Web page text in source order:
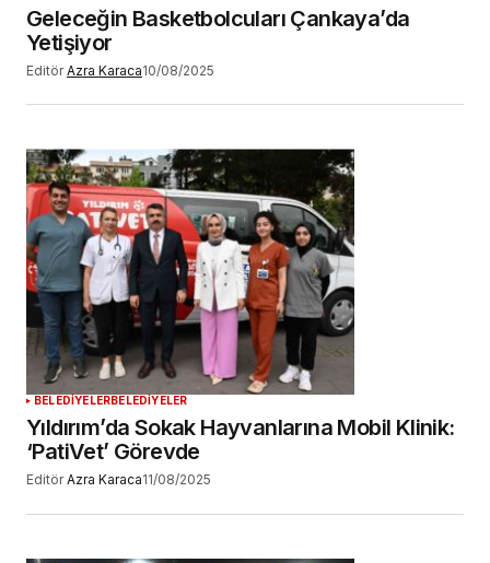
Geleceğin Basketbolcuları Çankaya’da
Yetişiyor
Editör Azra Karaca10/08/2025
BELEDİYELERBELEDİYELER
Yıldırım’da Sokak Hayvanlarına Mobil Klinik:
‘PatiVet’ Görevde
Editör Azra Karaca11/08/2025